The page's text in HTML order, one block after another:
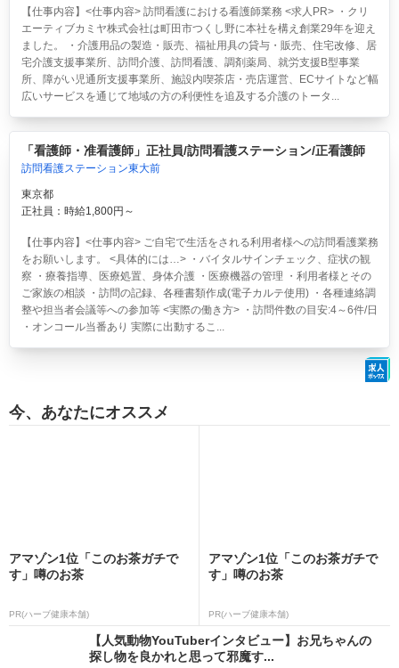
【仕事内容】<仕事内容> 訪問看護における看護師業務 <求人PR> ・クリ
エーティブカミヤ株式会社は町田市つくし野に本社を構え創業29年を迎え
ました。 ・介護用品の製造・販売、福祉用具の貸与・販売、住宅改修、居
宅介護支援事業所、訪問介護、訪問看護、調剤薬局、就労支援B型事業
所、障がい児通所支援事業所、施設内喫茶店・売店運営、ECサイトなど幅
広いサービスを通じて地域の方の利便性を追及する介護のトータ...
「看護師・准看護師」正社員/訪問看護ステーション/正看護師
訪問看護ステーション東大前
東京都
正社員：時給1,800円～
【仕事内容】<仕事内容> ご自宅で生活をされる利用者様への訪問看護業務
をお願いします。 <具体的には…> ・バイタルサインチェック、症状の観
察 ・療養指導、医療処置、身体介護 ・医療機器の管理 ・利用者様とその
ご家族の相談 ・訪問の記録、各種書類作成(電子カルテ使用) ・各種連絡調
整や担当者会議等への参加等 <実際の働き方> ・訪問件数の目安:4～6件/日
・オンコール当番あり 実際に出動するこ...
今、あなたにオススメ
アマゾン1位「このお茶ガチで
す」噂のお茶
PR(ハーブ健康本舗)
アマゾン1位「このお茶ガチで
す」噂のお茶
PR(ハーブ健康本舗)
【人気動物YouTuberインタビュー】お兄ちゃんの
探し物を良かれと思って邪魔す...